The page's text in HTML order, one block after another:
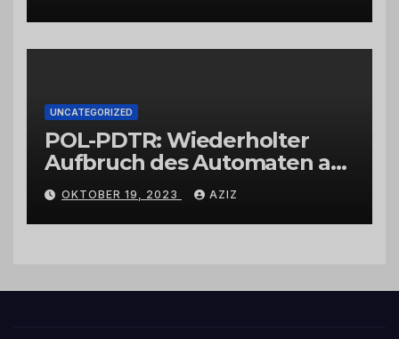
UNCATEGORIZED
POL-PDTR: Wiederholter
Aufbruch des Automaten am
Wohnmobilstellplatz in
Hermeskeil am Labachweg
OKTOBER 19, 2023 AZIZ